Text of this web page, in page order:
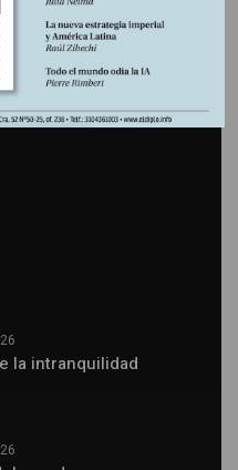
la intranquilidad